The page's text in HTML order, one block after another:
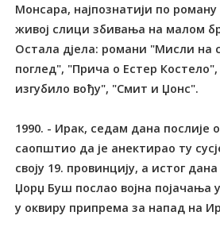
Монсара, најпознатији по
живој слици збивања на малом
Остала дјела: романи "Мисли на
поглед", "Прича о Естер Костело",
изгубило вођу", "Смит и Џонс".
1990. - Ирак, седам дана послије
саопштио да је анектирао ту
своју 19. провинцију, а истог
Џорџ Буш послао војна појачања
у оквиру припрема за напад на